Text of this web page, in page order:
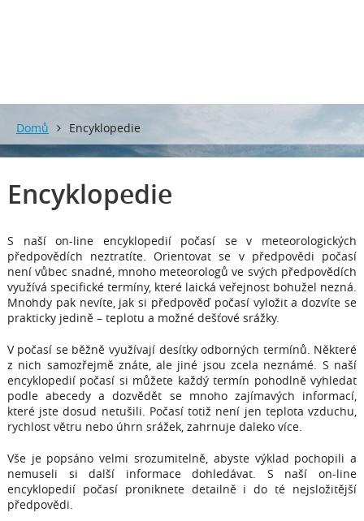
Domů Encyklopedie
Encyklopedie
S naší on-line encyklopedií počasí se v meteorologických
předpovědích neztratíte. Orientovat se v předpovědi počasí
není vůbec snadné, mnoho meteorologů ve svých předpovědích
využívá specifické termíny, které laická veřejnost bohužel nezná.
Mnohdy pak nevíte, jak si předpověď počasí vyložit a dozvíte se
prakticky jedině – teplotu a možné dešťové srážky.
V počasí se běžně využívají desítky odborných termínů. Některé
z nich samozřejmě znáte, ale jiné jsou zcela neznámé. S naší
encyklopedií počasí si můžete každý termín pohodlně vyhledat
podle abecedy a dozvědět se mnoho zajímavých informací,
které jste dosud netušili. Počasí totiž není jen teplota vzduchu,
rychlost větru nebo úhrn srážek, zahrnuje daleko více.
Vše je popsáno velmi srozumitelně, abyste výklad pochopili a
nemuseli si další informace dohledávat. S naší on-line
encyklopedií počasí proniknete detailně i do té nejsložitější
předpovědi.